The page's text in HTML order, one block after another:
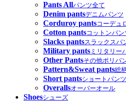
Pants Allパンツ全て
Denim pantsデニムパンツ
Corduroy pantsコーデュ
Cotton pantsコットンパン
Slacks pantsスラックスパ
Military pants ミリタリー
Other Pantsその他ポリパ
Pattern&Sweat pants総
Short pantsショートパンツ
Overallsオーバーオール
Shoesシューズ